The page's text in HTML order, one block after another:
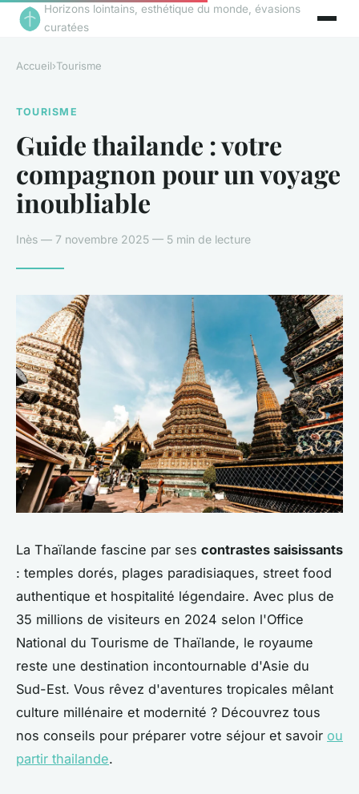
Horizons lointains, esthétique du monde, évasions
curatées
Accueil›Tourisme
TOURISME
Guide thailande : votre
compagnon pour un voyage
inoubliable
Inès — 7 novembre 2025 — 5 min de lecture
La Thaïlande fascine par ses contrastes saisissants
: temples dorés, plages paradisiaques, street food
authentique et hospitalité légendaire. Avec plus de
35 millions de visiteurs en 2024 selon l'Office
National du Tourisme de Thaïlande, le royaume
reste une destination incontournable d'Asie du
Sud-Est. Vous rêvez d'aventures tropicales mêlant
culture millénaire et modernité ? Découvrez tous
nos conseils pour préparer votre séjour et savoir ou
partir thailande.